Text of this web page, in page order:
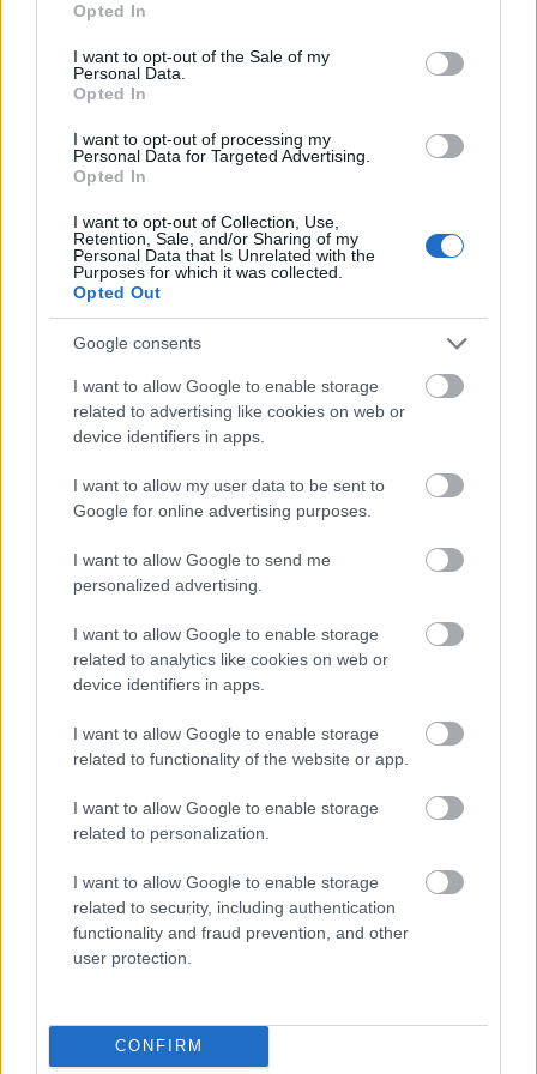
use your data for below specified purposes in below Google
consent section.
Opted In
I want to opt-out of the Sale of my
Personal Data.
Opted In
I want to opt-out of processing my
Personal Data for Targeted Advertising.
Opted In
I want to opt-out of Collection, Use,
Retention, Sale, and/or Sharing of my
Personal Data that Is Unrelated with the
Purposes for which it was collected.
Opted Out
Google consents
I want to allow Google to enable storage
related to advertising like cookies on web or
device identifiers in apps.
I want to allow my user data to be sent to
Google for online advertising purposes.
I want to allow Google to send me
personalized advertising.
I want to allow Google to enable storage
related to analytics like cookies on web or
device identifiers in apps.
I want to allow Google to enable storage
related to functionality of the website or app.
I want to allow Google to enable storage
related to personalization.
I want to allow Google to enable storage
related to security, including authentication
functionality and fraud prevention, and other
user protection.
CONFIRM
A filmet Michael Koryta azonos nevű regénye
alapján készítik. A történet egy 14 éves fiúról szól,
aki egy gyilkosság szemtanúja volt, ezért új
identitást és teljesen új életet kap. A gyilkosok
azonban mindent megtesznek, hogy leszámoljanak
vele. Egyelőre csak ennyit tudni, Angelina szerepe is
még kérdőjel.